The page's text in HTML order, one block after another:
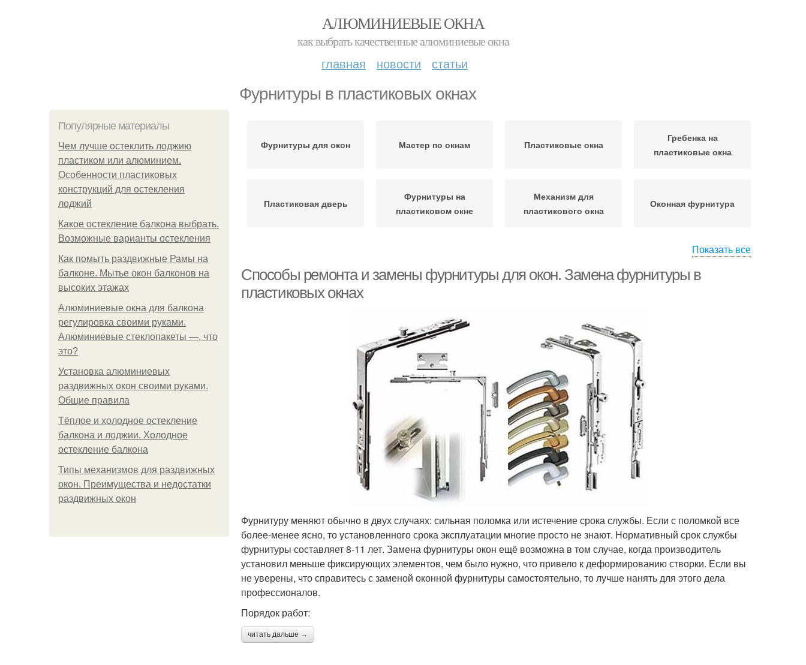
АЛЮМИНИЕВЫЕ ОКНА
как выбрать качественные алюминиевые окна
главная новости статьи
Фурнитуры в пластиковых окнах
Популярные материалы
Чем лучше остеклить лоджию
пластиком или алюминием.
Особенности пластиковых
конструкций для остекления
лоджий
Какое остекление балкона выбрать.
Возможные варианты остекления
Как помыть раздвижные Рамы на
балконе. Мытье окон балконов на
высоких этажах
Алюминиевые окна для балкона
регулировка своими руками.
Алюминиевые стеклопакеты —, что
это?
Установка алюминиевых
раздвижных окон своими руками.
Общие правила
Тёплое и холодное остекление
балкона и лоджии. Холодное
остекление балкона
Типы механизмов для раздвижных
окон. Преимущества и недостатки
раздвижных окон
Фурнитуры для окон Мастер по окнам Пластиковые окна
Гребенка на
пластиковые окна
Пластиковая дверь
Фурнитуры на
пластиковом окне
Механизм для
пластикового окна
Оконная фурнитура
пластиковых окон
Показать все
Способы ремонта и замены фурнитуры для окон. Замена фурнитуры в
пластиковых окнах
Фурнитуру меняют обычно в двух случаях: сильная поломка или истечение срока службы. Если с поломкой все
более-менее ясно, то установленного срока эксплуатации многие просто не знают. Нормативный срок службы
фурнитуры составляет 8-11 лет. Замена фурнитуры окон ещё возможна в том случае, когда производитель
установил меньше фиксирующих элементов, чем было нужно, что привело к деформированию створки. Если вы
не уверены, что справитесь с заменой оконной фурнитуры самостоятельно, то лучше нанять для этого дела
профессионалов.
Порядок работ:
читать дальше →